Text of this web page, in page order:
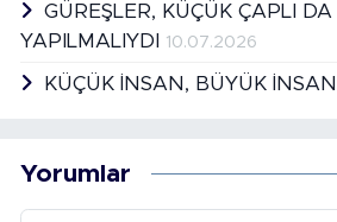
GÜREŞLER, KÜÇÜK ÇAPLI
YAPILMALIYDI
10.07.2026
KÜÇÜK İNSAN, BÜYÜK İNSAN
Yorumlar